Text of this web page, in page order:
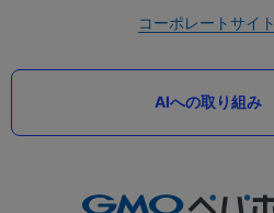
コーポレートサイト
AIへの取り組み